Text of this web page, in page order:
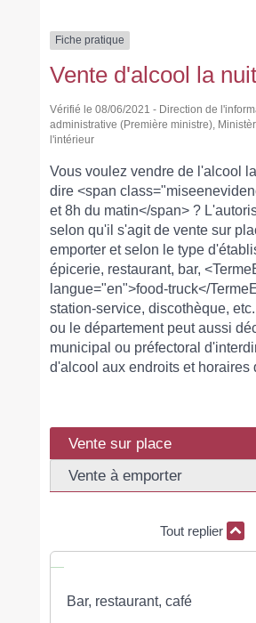
Fiche pratique
Vente d'alcool la nuit
Vérifié le 08/06/2021 - Direction de
administrative (Première ministre),
l'intérieur
Vous voulez vendre de l'alcool
dire <span
et 8h du matin</span> ?
selon qu'il s'agit de vente sur
emporter et selon le type
épicerie, restaurant, bar,
langue="en">food-truck</
station-service, discothèque,
ou le département peut aussi
municipal ou préfectoral
d'alcool aux endroits et horaires
Vente sur place
Vente à emporter
Tout replier
Bar, restaurant, café